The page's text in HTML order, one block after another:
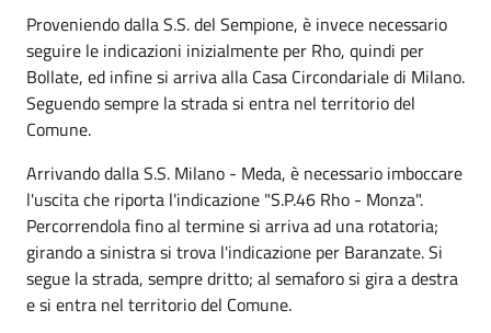
Proveniendo dalla S.S. del Sempione, è invece necessario
seguire le indicazioni inizialmente per Rho, quindi per
Bollate, ed infine si arriva alla Casa Circondariale di Milano.
Seguendo sempre la strada si entra nel territorio del
Comune.
Arrivando dalla S.S. Milano - Meda, è necessario imboccare
l'uscita che riporta l'indicazione "S.P.46 Rho - Monza".
Percorrendola fino al termine si arriva ad una rotatoria;
girando a sinistra si trova l'indicazione per Baranzate. Si
segue la strada, sempre dritto; al semaforo si gira a destra
e si entra nel territorio del Comune.